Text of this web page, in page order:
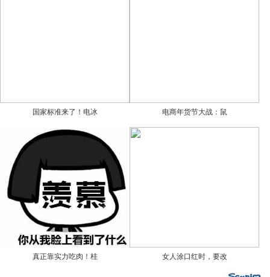
国家标准来了！电冰 电商年货节大战：鼠
真正靠实力吃肉！桂 女人涂口红时，要改